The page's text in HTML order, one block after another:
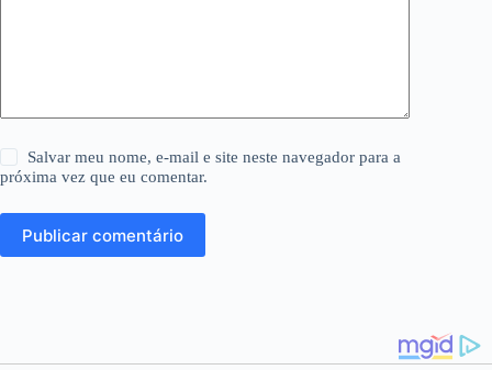
Salvar meu nome, e-mail e site neste navegador para a
próxima vez que eu comentar.
Publicar comentário